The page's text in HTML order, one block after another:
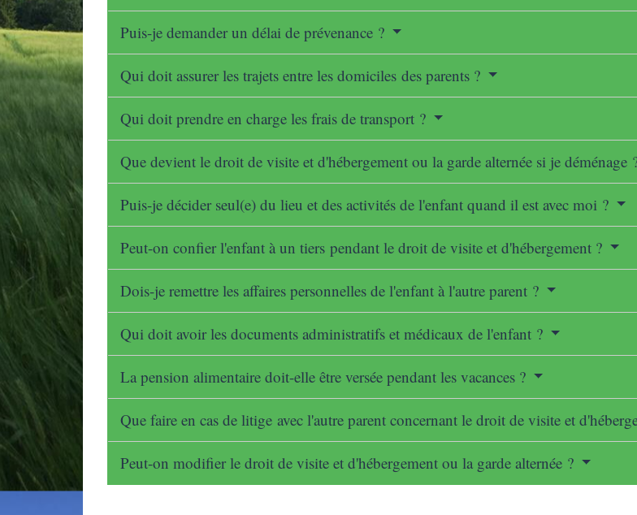
Puis-je demander un délai de prévenance ?
Qui doit assurer les trajets entre les domiciles des parents ?
Qui doit prendre en charge les frais de transport ?
Que devient le droit de visite et d'hébergement ou la garde alternée si je déménage
Puis-je décider seul(e) du lieu et des activités de l'enfant quand il est avec moi ?
Peut-on confier l'enfant à un tiers pendant le droit de visite et d'hébergement ?
Dois-je remettre les affaires personnelles de l'enfant à l'autre parent ?
Qui doit avoir les documents administratifs et médicaux de l'enfant ?
La pension alimentaire doit-elle être versée pendant les vacances ?
Que faire en cas de litige avec l'autre parent concernant le droit de visite et
Peut-on modifier le droit de visite et d'hébergement ou la garde alternée ?